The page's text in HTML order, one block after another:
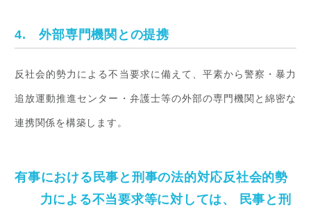
4. 外部専門機関との提携
反社会的勢力による不当要求に備えて、平素から警察・暴力
追放運動推進センター・弁護士等の外部の専門機関と綿密な
連携関係を構築します。
有事における民事と刑事の法的対応反社会的勢
力による不当要求等に対しては、
民事と刑